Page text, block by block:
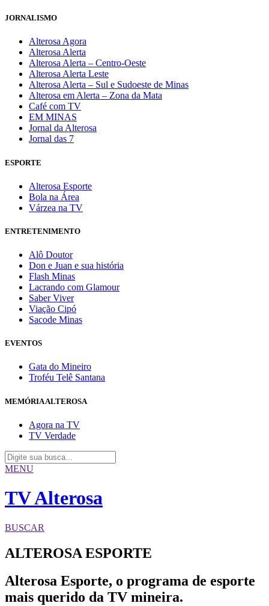
JORNALISMO
Alterosa Agora
Alterosa Alerta
Alterosa Alerta – Centro-Oeste
Alterosa Alerta Leste
Alterosa Alerta – Sul e Sudoeste de Minas
Alterosa em Alerta – Zona da Mata
Café com TV
EM MINAS
Jornal da Alterosa
Jornal das 7
ESPORTE
Alterosa Esporte
Bola na Área
Várzea na TV
ENTRETENIMENTO
Alô Doutor
Don e Juan e sua história
Flash Minas
Lacrando com Glamour
Saber Viver
Viação Cipó
Sacode Minas
EVENTOS
Gata do Mineiro
Troféu Telê Santana
MEMÓRIA ALTEROSA
Agora na TV
TV Verdade
MENU
TV Alterosa
BUSCAR
ALTEROSA ESPORTE
Alterosa Esporte, o programa de esporte
mais querido da TV mineira.